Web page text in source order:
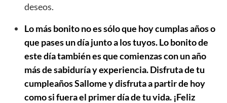
deseos.
Lo más bonito no es sólo que hoy cumplas años o
que pases un día junto a los tuyos. Lo bonito de
este día también es que comienzas con un año
más de sabiduría y experiencia. Disfruta de tu
cumpleaños Sallome y disfruta a partir de hoy
como si fuera el primer día de tu vida. ¡Feliz